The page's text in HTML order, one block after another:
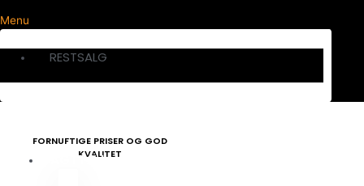
Menu
RESTSALG
FORNUFTIGE PRISER OG GOD
KVALITET
VAGTTØJ